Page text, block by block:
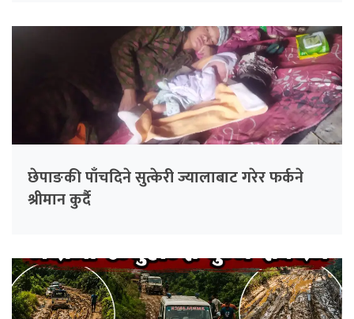
छेपाङकी पाँचदिने सुत्केरी ज्यालाबाट गरेर फर्कने
श्रीमान कुर्दै